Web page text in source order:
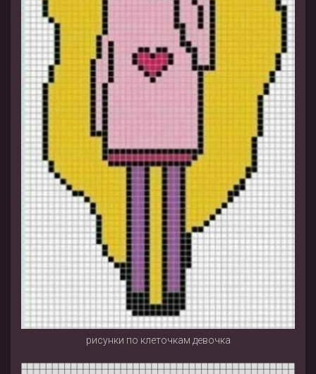
рисунки по клеточкам девочка